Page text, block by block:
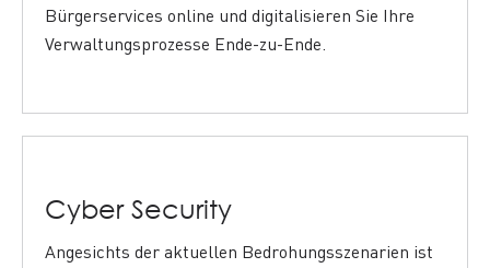
Bürgerservices online und digitalisieren Sie Ihre
Verwaltungsprozesse Ende-zu-Ende.
Cyber Security
Angesichts der aktuellen Bedrohungsszenarien ist